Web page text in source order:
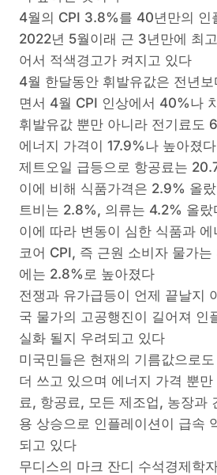
4월의 CPI 3.8%를 40년만의 인
2022년 5월이래 근 3년만에 최
어서 적색경고가 켜지고 있다
4월 한달동안 휘발유값은 전년
면서 4월 CPI 인상에서 40%나
휘발유값 뿐만 아니라 전기료도
에너지 가격이 17.9%나 높아졌다
제트오일 급등으로 항공료는
이에 비해 식품가격은 2.9% 올
트비는 2.8%, 의류는 4.2% 올랐
이에 따라 변동이 심한 식품과
코어 CPI, 즉 근원 소비자 물가
에는 2.8%로 높아졌다
전쟁과 유가급등이 언제 끝날지
국 물가의 고공행진이 길어져 인
실화 될지 우려되고 있다
미국민들은 현재의 기름값으로
더 쓰고 있으며 에너지 가격 뿐
료, 항공료, 모든 제조업, 농장과
용 상승으로 인플레이션이 급속
되고 있다
무디스의 마크 잔디 수석경제학